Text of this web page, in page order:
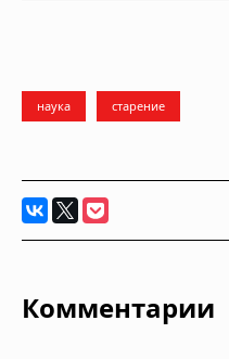
наука старение
Комментарии